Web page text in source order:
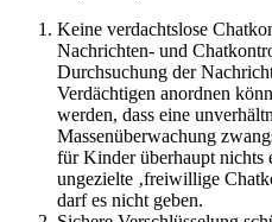
Keine verdachtslose
Nachrichten- und
Durchsuchung der
Verdächtigen anordnen
werden, dass eine
Massenüberwachung
für Kinder überhaupt nichts
ungezielte ‚freiwillige
darf es nicht geben.